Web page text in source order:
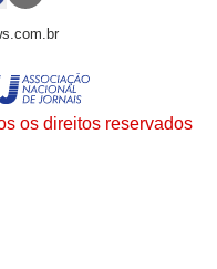
os direitos reservados